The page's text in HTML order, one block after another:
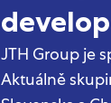
JTH Group je
Aktuálně